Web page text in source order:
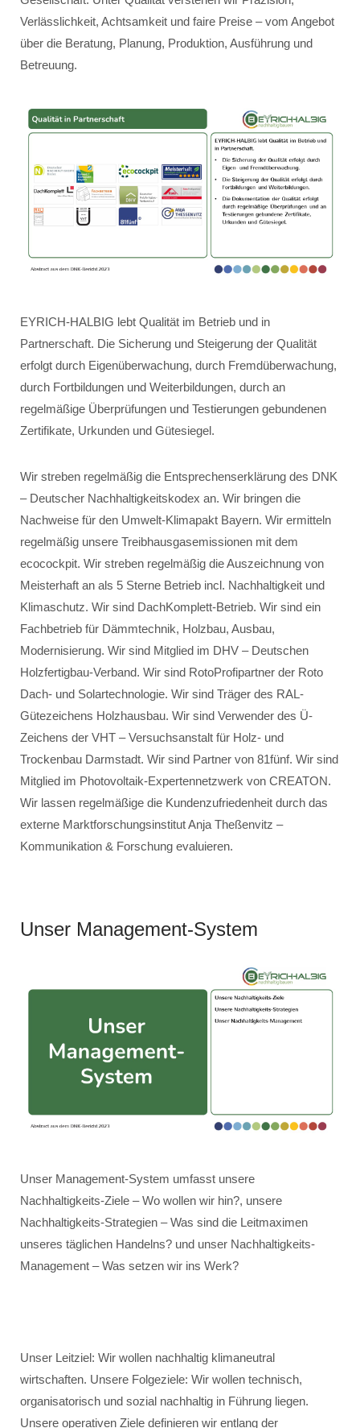
Verlässlichkeit, Achtsamkeit und faire Preise – vom Angebot
über die Beratung, Planung, Produktion, Ausführung und
Betreuung.
EYRICH-HALBIG lebt Qualität im Betrieb und in
Partnerschaft. Die Sicherung und Steigerung der Qualität
erfolgt durch Eigenüberwachung, durch Fremdüberwachung,
durch Fortbildungen und Weiterbildungen, durch an
regelmäßige Überprüfungen und Testierungen gebundenen
Zertifikate, Urkunden und Gütesiegel.
Wir streben regelmäßig die Entsprechenserklärung des DNK
– Deutscher Nachhaltigkeitskodex an. Wir bringen die
Nachweise für den Umwelt-Klimapakt Bayern. Wir ermitteln
regelmäßig unsere Treibhausgasemissionen mit dem
ecocockpit. Wir streben regelmäßig die Auszeichnung von
Meisterhaft an als 5 Sterne Betrieb incl. Nachhaltigkeit und
Klimaschutz. Wir sind DachKomplett-Betrieb. Wir sind ein
Fachbetrieb für Dämmtechnik, Holzbau, Ausbau,
Modernisierung. Wir sind Mitglied im DHV – Deutschen
Holzfertigbau-Verband. Wir sind RotoProfipartner der Roto
Dach- und Solartechnologie. Wir sind Träger des RAL-
Gütezeichens Holzhausbau. Wir sind Verwender des Ü-
Zeichens der VHT – Versuchsanstalt für Holz- und
Trockenbau Darmstadt. Wir sind Partner von 81fünf. Wir sind
Mitglied im Photovoltaik-Expertennetzwerk von CREATON.
Wir lassen regelmäßige die Kundenzufriedenheit durch das
externe Marktforschungsinstitut Anja Theßenvitz –
Kommunikation & Forschung evaluieren.
Unser Management-System
Unser Management-System umfasst unsere
Nachhaltigkeits-Ziele – Wo wollen wir hin?, unsere
Nachhaltigkeits-Strategien – Was sind die Leitmaximen
unseres täglichen Handelns? und unser Nachhaltigkeits-
Management – Was setzen wir ins Werk?
Unser Leitziel: Wir wollen nachhaltig klimaneutral
wirtschaften. Unsere Folgeziele: Wir wollen technisch,
organisatorisch und sozial nachhaltig in Führung liegen.
Unsere operativen Ziele definieren wir entlang der